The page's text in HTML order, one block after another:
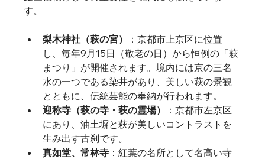
す。
梨木神社（萩の宮）
：京都市上京区に位置
し、毎年9月15日（敬老の日）から恒例の「萩
まつり」が開催されます。境内には京の三名
水の一つである染井があり、美しい萩の景観
とともに、伝統芸能の奉納が行われます。
迎称寺（萩の寺・萩の霊場）
：京都市左京区
にあり、油土塀と萩が美しいコントラストを
生み出す古刹です。
真如堂、常林寺 ：紅葉の名所として名高い寺